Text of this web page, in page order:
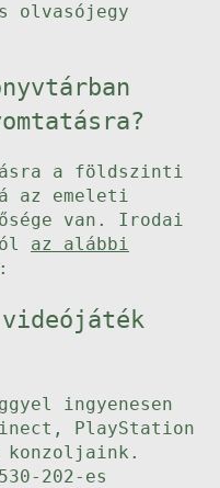
olvasójegy
a földszinti
az emeleti
van. Irodai
az alábbi
ingyenesen
PlayStation
konzoljaink.
202-es